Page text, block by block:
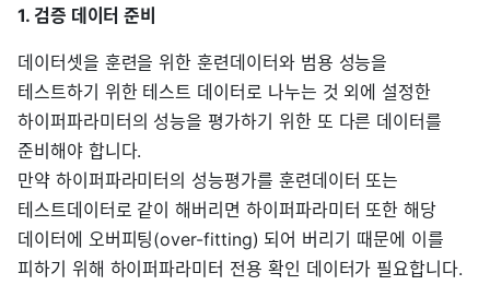
1. 검증 데이터 준비
데이터셋을 훈련을 위한 훈련데이터와 범용 성능을
테스트하기 위한 테스트 데이터로 나누는 것 외에 설정한
하이퍼파라미터의 성능을 평가하기 위한 또 다른 데이터를
준비해야 합니다.
만약 하이퍼파라미터의 성능평가를 훈련데이터 또는
테스트데이터로 같이 해버리면 하이퍼파라미터 또한 해당
데이터에 오버피팅(over-fitting) 되어 버리기 때문에 이를
피하기 위해 하이퍼파라미터 전용 확인 데이터가 필요합니다.